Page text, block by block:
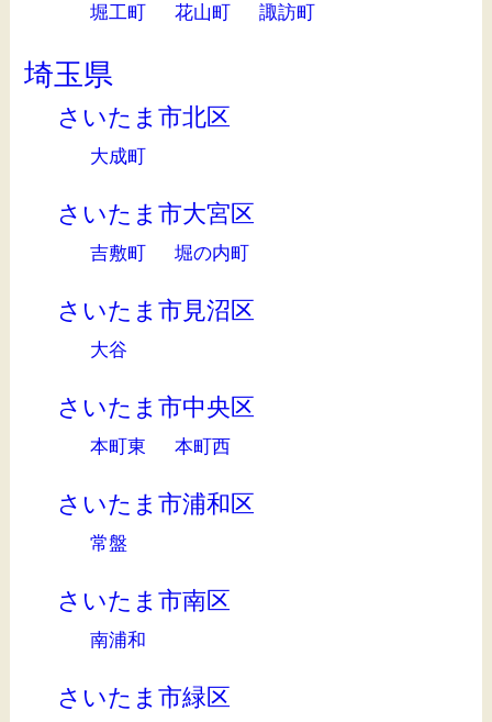
堀工町 花山町 諏訪町
埼玉県
さいたま市北区
大成町
さいたま市大宮区
吉敷町 堀の内町
さいたま市見沼区
大谷
さいたま市中央区
本町東 本町西
さいたま市浦和区
常盤
さいたま市南区
南浦和
さいたま市緑区